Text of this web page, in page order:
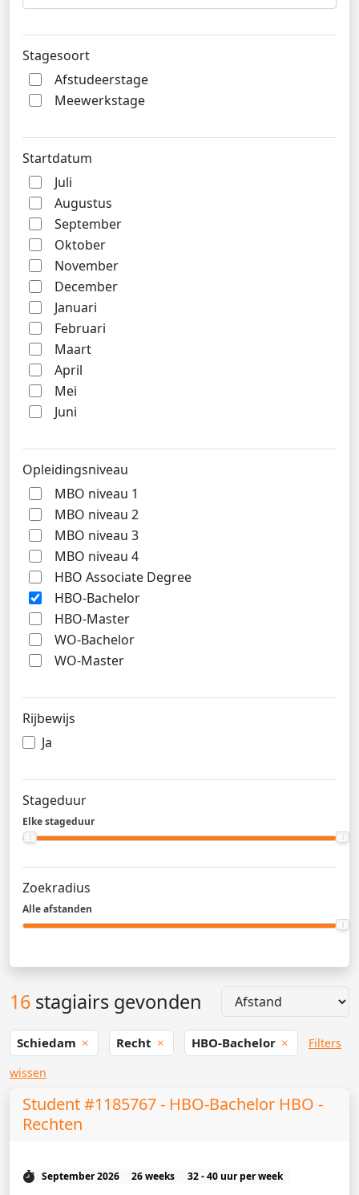
Stagesoort
Afstudeerstage
Meewerkstage
Startdatum
Juli
Augustus
September
Oktober
November
December
Januari
Februari
Maart
April
Mei
Juni
Opleidingsniveau
MBO niveau 1
MBO niveau 2
MBO niveau 3
MBO niveau 4
HBO Associate Degree
HBO-Bachelor
HBO-Master
WO-Bachelor
WO-Master
Rijbewijs
Ja
Stageduur
Elke stageduur
Zoekradius
Alle afstanden
16 stagiairs gevonden
Schiedam Recht HBO-Bachelor
Filters
wissen
Student #1185767 - HBO-Bachelor HBO -
Rechten
September 2026 26 weeks 32 - 40 uur per week